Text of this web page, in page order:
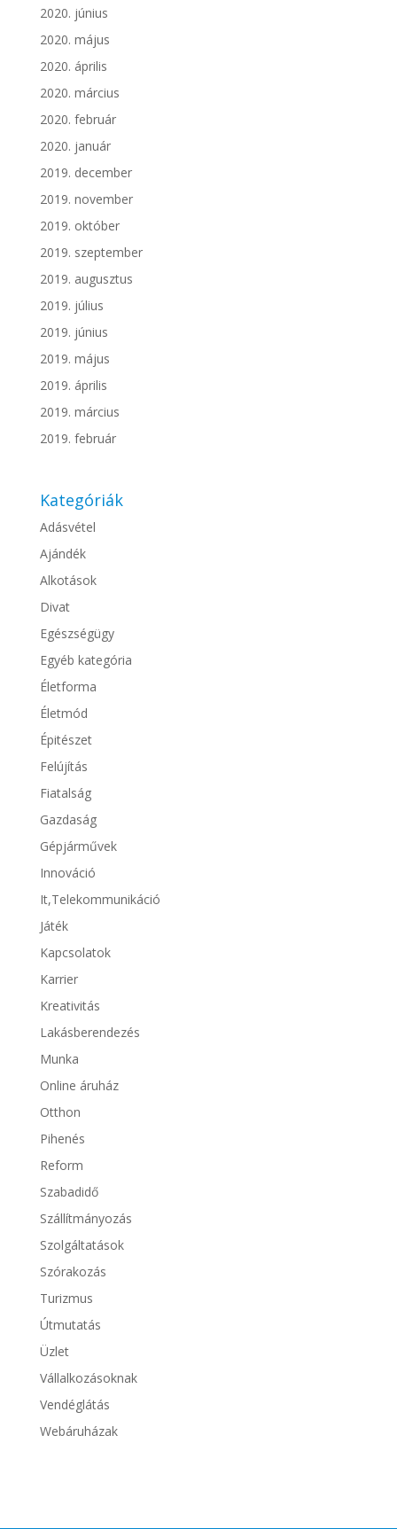
2020. június
2020. május
2020. április
2020. március
2020. február
2020. január
2019. december
2019. november
2019. október
2019. szeptember
2019. augusztus
2019. július
2019. június
2019. május
2019. április
2019. március
2019. február
Kategóriák
Adásvétel
Ajándék
Alkotások
Divat
Egészségügy
Egyéb kategória
Életforma
Életmód
Épitészet
Felújítás
Fiatalság
Gazdaság
Gépjárművek
Innováció
It,Telekommunikáció
Játék
Kapcsolatok
Karrier
Kreativitás
Lakásberendezés
Munka
Online áruház
Otthon
Pihenés
Reform
Szabadidő
Szállítmányozás
Szolgáltatások
Szórakozás
Turizmus
Útmutatás
Üzlet
Vállalkozásoknak
Vendéglátás
Webáruházak